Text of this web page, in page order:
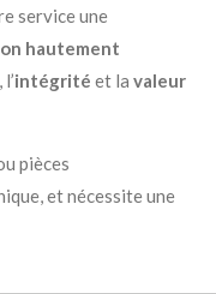
service une
hautement
, l’intégrité et la valeur
pièces
et nécessite une